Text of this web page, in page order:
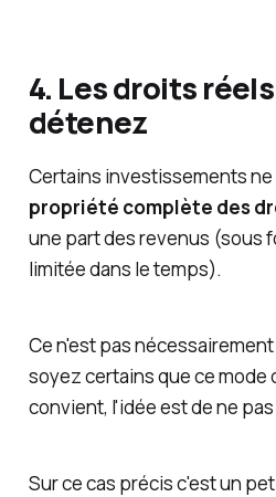
4. Les droits
détenez
Certains investissements
propriété complète des
une part des revenus (sous
limitée dans le temps).
Ce n'est pas
soyez certains que ce mode
convient, l'idée est de ne
Sur ce cas précis c'est un